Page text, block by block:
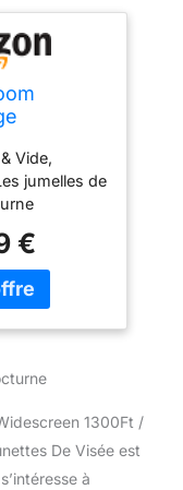
1300Ft
De
Et
Visée
Au
À La
De
32 Go,
Vide,
jumelles de
et vidéo,
peut
un
votre famille
sociaux.
large 】
€
1300Ft /
De Visée est
à